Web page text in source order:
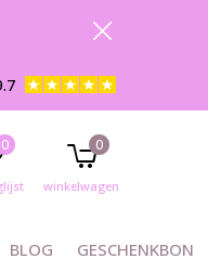
BLOG GESCHENKBON
0
winkelwagen
0